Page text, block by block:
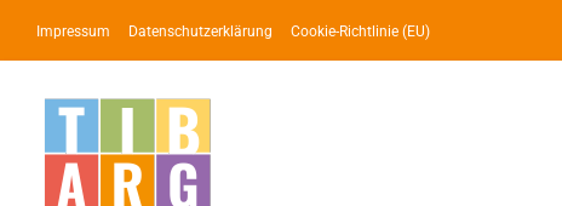
Inhalt
springen
Impressum Datenschutzerklärung Cookie-Richtlinie (EU)